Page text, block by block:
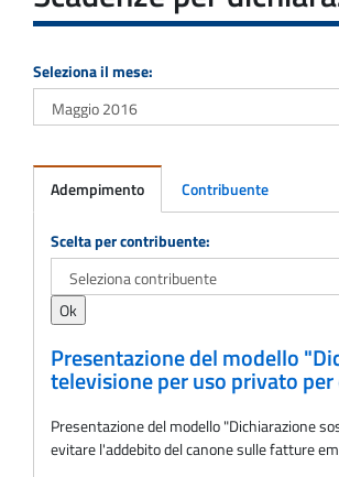
Seleziona il mese:
Adempimento Contribuente
Adempimento
Scelta per contribuente:
Presentazione del modello
televisione per uso privato
Presentazione del modello "Dichiarazione
evitare l'addebito del canone sulle fatture